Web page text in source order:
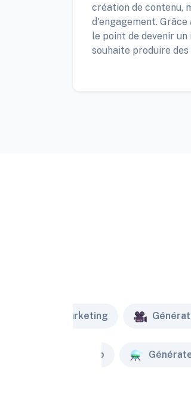
création de contenu,
d'engagement.
le point de devenir
souhaite produire
Marketing
Créateur de site web